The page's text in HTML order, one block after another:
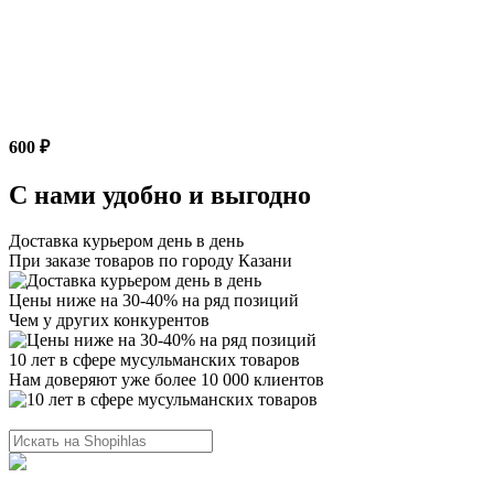
600 ₽
С нами удобно и выгодно
Доставка курьером день в день
При заказе товаров по городу Казани
Цены ниже на 30-40% на ряд позиций
Чем у других конкурентов
10 лет в сфере мусульманских товаров
Нам доверяют уже более 10 000 клиентов